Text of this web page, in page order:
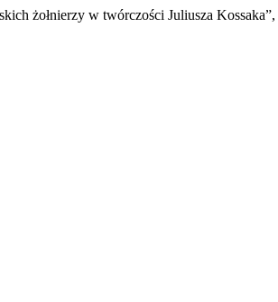
żołnierzy w twórczości Juliusza Kossaka”,